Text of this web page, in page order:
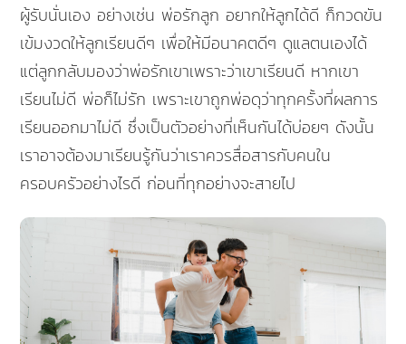
ผู้รับนั่นเอง อย่างเช่น พ่อรักลูก อยากให้ลูกได้ดี ก็กวดขัน
เข้มงวดให้ลูกเรียนดีๆ เพื่อให้มีอนาคตดีๆ ดูแลตนเองได้
แต่ลูกกลับมองว่าพ่อรักเขาเพราะว่าเขาเรียนดี หากเขา
เรียนไม่ดี พ่อก็ไม่รัก เพราะเขาถูกพ่อดุว่าทุกครั้งที่ผลการ
เรียนออกมาไม่ดี ซึ่งเป็นตัวอย่างที่เห็นกันได้บ่อยๆ ดังนั้น
เราอาจต้องมาเรียนรู้กันว่าเราควรสื่อสารกับคนใน
ครอบครัวอย่างไรดี ก่อนที่ทุกอย่างจะสายไป